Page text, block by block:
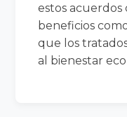
estos
beneficios
que los
al bienestar